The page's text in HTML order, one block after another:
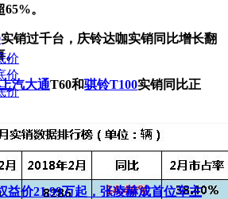
。
实销过千台，庆铃达咖实销同比增长翻
。
上汽大通T60和骐铃T100实销同比正
价
价
价
益价21.99万起，张凌赫成首位车主